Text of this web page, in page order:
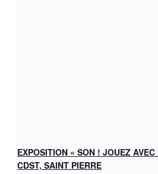
EXPOSITION « SON ! JOUEZ
CDST, SAINT PIERRE